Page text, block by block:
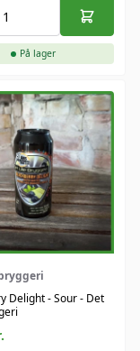
På lager
Delight - Sour - Det